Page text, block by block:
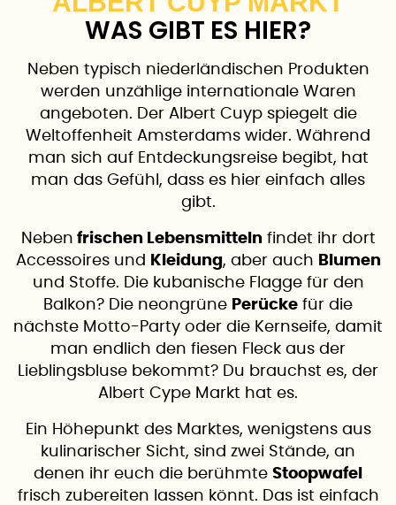
WAS GIBT ES HIER?
Neben typisch niederländischen Produkten
werden unzählige internationale Waren
angeboten. Der Albert Cuyp spiegelt die
Weltoffenheit Amsterdams wider. Während
man sich auf Entdeckungsreise begibt, hat
man das Gefühl, dass es hier einfach alles
gibt.
Neben frischen Lebensmittelnfindet ihr dort
Accessoires und
Kleidung, aber auch Blumen
und Stoffe. Die kubanische Flagge für den
Balkon? Die neongrüne Perücke für die
nächste Motto-Party oder die Kernseife, damit
man endlich den fiesen Fleck aus der
Lieblingsbluse bekommt? Du brauchst es, der
Albert Cype Markt hat es.
Ein Höhepunkt des Marktes, wenigstens aus
kulinarischer Sicht, sind zwei Stände, an
denen ihr euch die berühmte Stoopwafel
frisch zubereiten lassen könnt. Das ist einfach